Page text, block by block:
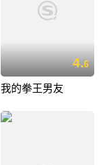
4.6
我的拳王男友